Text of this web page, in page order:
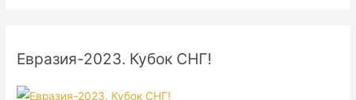
Евразия-2023. Кубок СНГ!